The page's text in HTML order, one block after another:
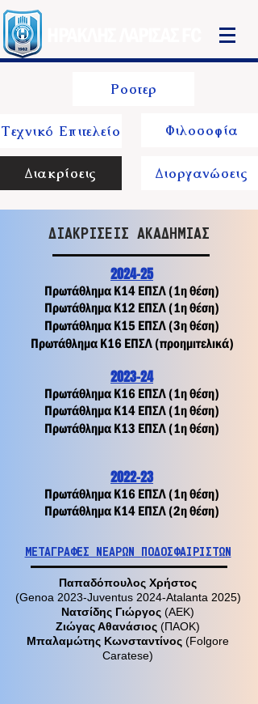
Διακρίσεις
Φιλοσοφία
Ροστερ
Τεχνικό Επιτελείο
Διοργανώσεις
ΔΙΑΚΡΙΣΕΙΣ ΑΚΑΔΗΜΙΑΣ
2024-25
Πρωτάθλημα Κ14 ΕΠΣΛ (1η θέση)
Πρωτάθλημα Κ12 ΕΠΣΛ (1η θέση)
Πρωτάθλημα Κ15 ΕΠΣΛ (3η θέση)
Πρωτάθλημα Κ16 ΕΠΣΛ (προημιτελικά)
2023-24
Πρωτάθλημα Κ16 ΕΠΣΛ (1η θέση)
Πρωτάθλημα Κ14 ΕΠΣΛ (1η θέση)
Πρωτάθλημα Κ13 ΕΠΣΛ (1η θέση)
2022-23
Πρωτάθλημα Κ16 ΕΠΣΛ (1η θέση)
Πρωτάθλημα Κ14 ΕΠΣΛ (2η θέση)
ΜΕΤΑΓΡΑΦΕΣ ΝΕΑΡΩΝ ΠΟΔΟΣΦΑΙΡΙΣΤΩΝ
Παπαδόπουλος Χρήστος
(Genoa 2023-Juventus 2024-Atalanta 2025)
Νατσίδης Γιώργος (ΑΕΚ)
Ζιώγας Αθανάσιος (ΠΑΟΚ)
Μπαλαμώτης Κωνσταντίνος (Folgore
Caratese)